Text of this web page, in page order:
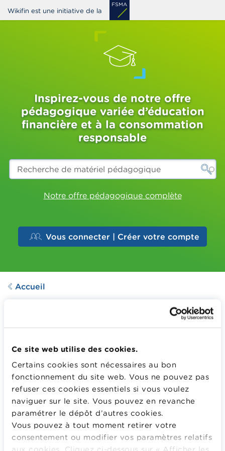
Ce site web utilise des cookies.
Certains cookies sont nécessaires au bon
fonctionnement du site web. Vous ne pouvez pas
refuser ces cookies essentiels si vous voulez
naviguer sur le site. Vous pouvez en revanche
paramétrer le dépôt d’autres cookies.
Vous pouvez à tout moment retirer votre
consentement ou modifier vos paramètres relatifs
Aller
au
Wikifin est une initiative de la
Inspirez-vous de notre offre
pédagogique variée d’éducation
financière et à la consommation
responsable
Recherche
matériel
pédagogiqueNotre offre pédagogique complète
Vous connecter | Créer votre compte
Accueil
Les actions
Dernière mise à jour le
Qu'est-ce qu'une action ? Cette vidéo vous en donne
une brève introduction.
Plus d'information